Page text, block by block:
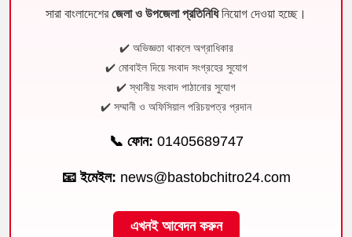
সারা বাংলাদেশেরজেলা ও উপজেলা প্রতিনিধিনিয়োগ দেওয়া হচ্ছে।
✔️ অভিজ্ঞতা থাকলে অগ্রাধিকার
✔️ মোবাইল দিয়ে সংবাদ সংগ্রহের সুযোগ
✔️ স্থানীয় সংবাদ পাঠানোর সুযোগ
✔️ সম্মানী ও অফিসিয়াল পরিচয়পত্র প্রদান
📞 ফোন: 01405689747
📧 ইমেইল: news@bastobchitro24.com
এখনই আবেদন করুন